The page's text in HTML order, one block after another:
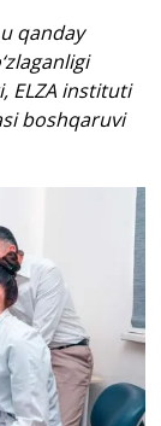
qanday
ELZA instituti
boshqaruvi